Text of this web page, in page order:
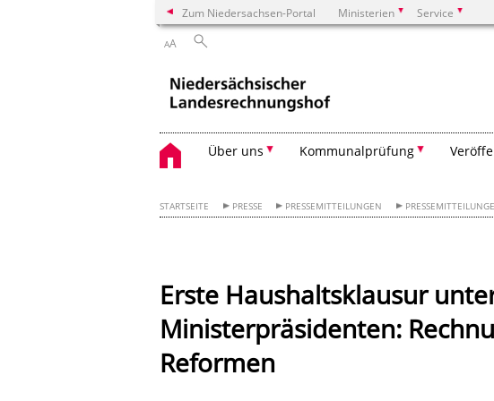
Zum Niedersachsen-Portal Ministerien Service
AA
Über uns Kommunalprüfung
STARTSEITE PRESSE PRESSEMITTEILUNGEN
Erste Haushaltsklausur
Ministerpräsidenten:
Reformen